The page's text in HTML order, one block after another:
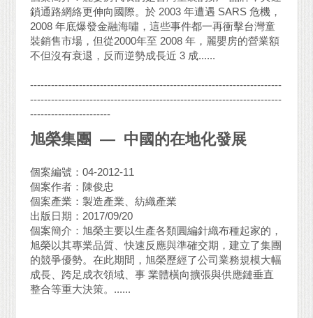
鎖通路網絡更伸向國際。於 2003 年遭遇 SARS 危機，
2008 年底爆發金融海嘯，這些事件都一再衝擊台灣童
裝銷售市場，但從2000年至 2008 年，麗嬰房的營業額
不但沒有衰退，反而逆勢成長近 3 成......
------------------------------------------------------------------------
------------------------------------------------------------------------
-----------------------
旭榮集團 — 中國的在地化發展
個案編號：04-2012-11
個案作者：陳俊忠
個案產業：製造產業、紡織產業
出版日期：2017/09/20
個案簡介：旭榮主要以生產各類圓編針織布種起家的，
旭榮以其專業品質、快速反應與準確交期，建立了集團
的競爭優勢。在此期間，旭榮歷經了公司業務規模大幅
成長、跨足成衣領域、事 業體橫向擴張與供應鏈垂直
整合等重大決策。......